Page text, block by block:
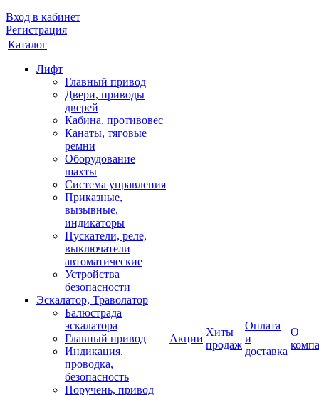
Вход в кабинет
Регистрация
Каталог
Лифт
Главный привод
Двери, приводы
дверей
Кабина, противовес
Канаты, тяговые
ремни
Оборудование
шахты
Система управления
Приказные,
вызывные,
индикаторы
Пускатели, реле,
выключатели
автоматические
Устройства
безопасности
Эскалатор, Траволатор
Балюстрада
эскалатора
Главный привод
Индикация,
проводка,
безопасность
Поручень, привод
Акции
Хиты
продаж
Оплата
и
доставка
О